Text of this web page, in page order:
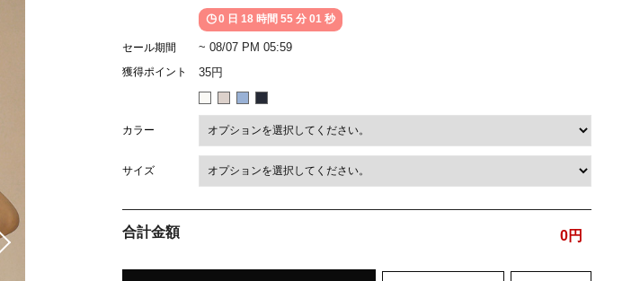
0 日 18 時間 54 分 59 秒
セール期間 ~ 08/07 PM 05:59
獲得ポイント 35円
カラー
サイズ
合計金額 0円